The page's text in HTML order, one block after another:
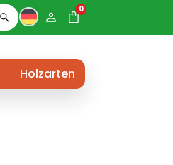
0
Holzarten